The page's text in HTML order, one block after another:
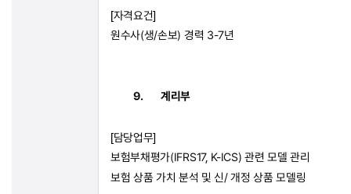
[자격요건]
원수사(생/손보) 경력 3-7년
9. 계리부
[담당업무]
보험부채평가(IFRS17, K-ICS)관련 모델 관리
보험 상품 가치 분석 및 신/개정 상품 모델링